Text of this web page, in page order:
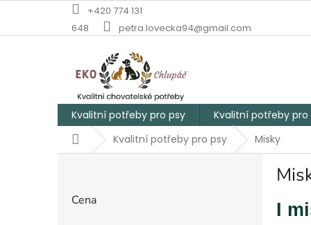
obsah
+420 774 131
648
petra.lovecka94@gmail.com
Kvalitní potřeby pro psy Kvalitní potřeby pro
DomůKvalitní potřeby pro psy Misky
Cena I